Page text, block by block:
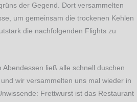
der Gegend. Dort versammelten
um gemeinsam die trockenen Kehlen
die nachfolgenden Flights zu
Abendessen ließ alle schnell duschen
wir versammelten uns mal wieder in
Frettwurst ist das Restaurant